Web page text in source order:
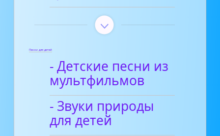
Песни для детей
- Детские песни из
мультфильмов
- Звуки природы
для детей